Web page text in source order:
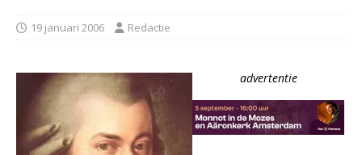
19 januari 2006 Redactie
advertentie